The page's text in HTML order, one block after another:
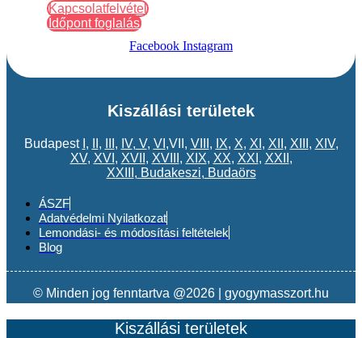
Kapcsolatfelvétel
Időpont foglalás
Facebook Instagram
Kiszállási területek
Budapest , , , IV, V, VI ,VII, VIII , IX, X, XI , XII , XIII , XIV,
XV, XVI , XVII , XVIII , XIX, XX, XXI , XXII ,
XXIII , Budakeszi, Budaörs
ÁSZF
Adatvédelmi Nyilatkozat
Lemondási- és módosítási feltételek
Blog
© Minden jog fenntartva @2026 | gyogymasszort.hu
Kiszállási területek